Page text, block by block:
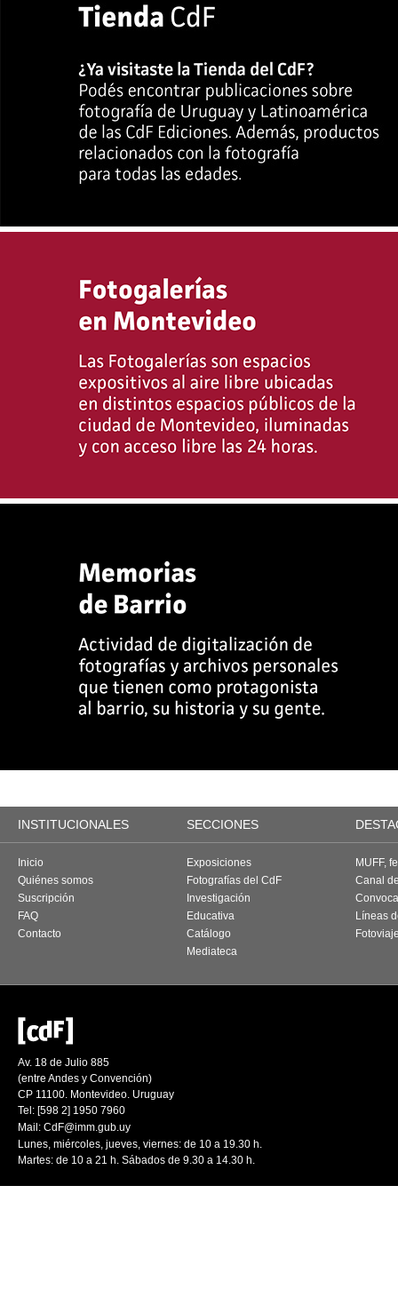
INSTITUCIONALES SECCIONES
Inicio
Quiénes somos
Suscripción
FAQ
Contacto
Exposiciones
Fotografías del CdF
Investigación
Educativa
Catálogo
Mediateca
MUFF,
Canal
Líneas
Av. 18 de Julio 885
(entre Andes y Convención)
CP 11100. Montevideo. Uruguay
Tel: [598 2] 1950 7960
Mail: CdF@imm.gub.uy
Lunes, miércoles, jueves, viernes: de 10 a 19.30 h.
Martes: de 10 a 21 h. Sábados de 9.30 a 14.30 h.